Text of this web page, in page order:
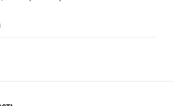
готовит студентов к окружному